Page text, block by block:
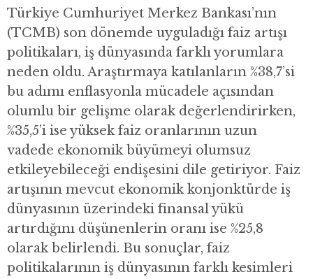
Türkiye Cumhuriyet Merkez Bankası’nın
(TCMB) son dönemde uyguladığı faiz artışı
politikaları, iş dünyasında farklı yorumlara
neden oldu. Araştırmaya katılanların %38,7’si
bu adımı enflasyonla mücadele açısından
olumlu bir gelişme olarak değerlendirirken,
%35,5’i ise yüksek faiz oranlarının uzun
vadede ekonomik büyümeyi olumsuz
etkileyebileceği endişesini dile getiriyor. Faiz
artışının mevcut ekonomik konjonktürde iş
dünyasının üzerindeki finansal yükü
artırdığını düşünenlerin oranı ise %25,8
olarak belirlendi. Bu sonuçlar, faiz
politikalarının iş dünyasının farklı kesimleri